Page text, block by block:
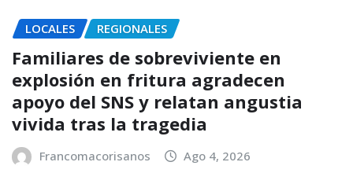
LOCALES REGIONALES
Familiares de sobreviviente en
explosión en fritura agradecen
apoyo del SNS y relatan angustia
vivida tras la tragedia
Francomacorisanos Ago 4, 2026